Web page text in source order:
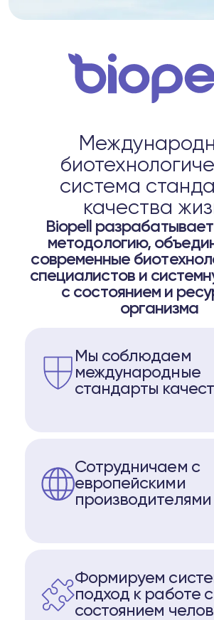
Biopell
система
качества
Biopell
методологию,
современные
специалистов и
с состоянием и
организма
Мы соблюдаем
международные
стандарты
Сотрудничаем с
европейскими
производителями
Формируем
подход к работе с
состоянием